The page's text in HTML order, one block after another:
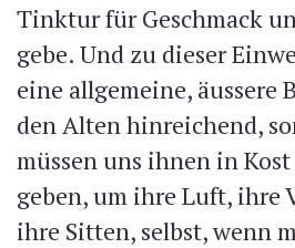
Tinktur für Geschmack
gebe. Und zu dieser
eine allgemeine, äussere
den Alten hinreichend,
müssen uns ihnen in
geben, um ihre Luft, ihre
ihre Sitten, selbst, wenn